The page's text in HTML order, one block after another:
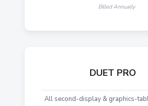
Billed Annually
DUET PRO
All second-display & graphics-